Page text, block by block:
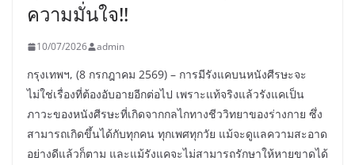
ความมั่นใจ!!
10/07/2026 admin
กรุงเทพฯ, (8 กรกฎาคม 2569) – การมีรังแคบนหนังศีรษะจะ
ไม่ใช่เรื่องที่ต้องอับอายอีกต่อไป เพราะแท้จริงแล้วรังแคเป็น
ภาวะของหนังศีรษะที่เกิดจากกลไกทางชีววิทยาของร่างกาย ซึ่ง
สามารถเกิดขึ้นได้กับทุกคน ทุกเพศทุกวัย แม้จะดูแลความสะอาด
อย่างดีแล้วก็ตาม และแม้รังแคจะไม่สามารถรักษาให้หายขาดได้